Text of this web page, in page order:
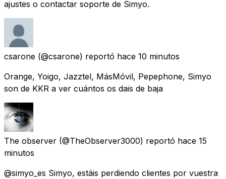
ajustes o contactar soporte de Simyo.
csarone (@csarone) reportó hace 10 minutos
Orange, Yoigo, Jazztel, MásMóvil, Pepephone, Simyo
son de KKR a ver cuántos os dais de baja
The observer (@TheObserver3000) reportó hace 15
minutos
@simyo_es Simyo, estáis perdiendo clientes por vuestra